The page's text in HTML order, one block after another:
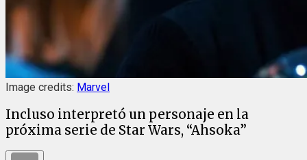
Image credits: Marvel
Incluso interpretó un personaje en la
próxima serie de Star Wars, “Ahsoka”